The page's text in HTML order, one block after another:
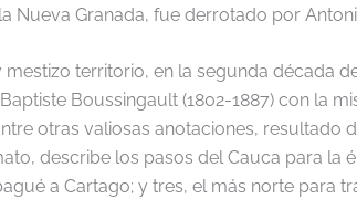
Nueva Granada, fue derrotado por
mestizo territorio, en la segunda década
Boussingault (1802-1887) con la
otras valiosas anotaciones, resultado
describe los pasos del Cauca para la
a Cartago; y tres, el más norte para